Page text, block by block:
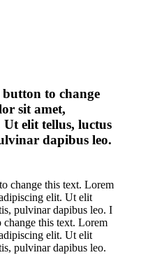
to change
sit amet,
Ut elit tellus, luctus
dapibus leo.
change this text. Lorem
elit. Ut elit
pulvinar dapibus leo. I
this text. Lorem
elit. Ut elit
pulvinar dapibus leo.